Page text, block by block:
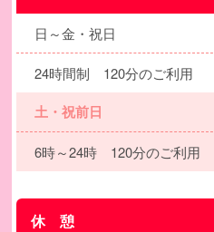
日～金・祝日
24時間制 120分のご利用
土・祝前日
6時～24時 120分のご利用
休 憩